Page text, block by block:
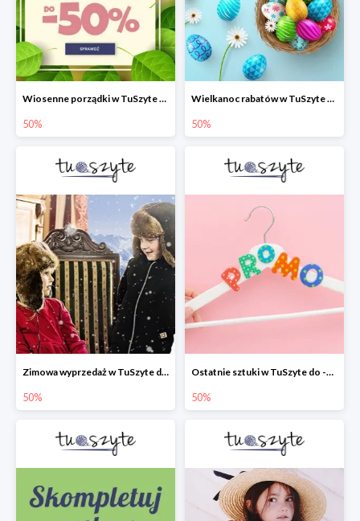
Wiosenne porządki w TuSzyte - wybrane modele do -50%
50%
Wielkanoc rabatów w TuSzyte do -50%
50%
Zimowa wyprzedaż w TuSzyte do -50% wciąż trwa
50%
Ostatnie sztuki w TuSzyte do -50%
50%